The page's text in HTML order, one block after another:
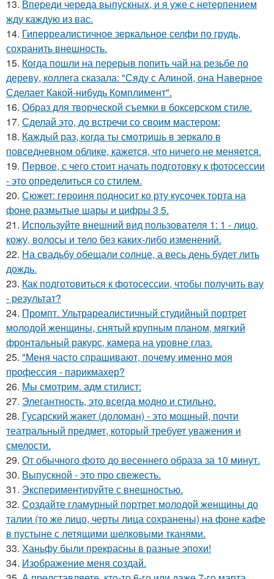
13. Впереди череда выпускных, и я уже с нетерпением
жду каждую из вас.
14. Гиперреалистичное зеркальное селфи по грудь,
сохранить внешность.
15. Когда пошли на перерыв попить чай на резьбе по
дереву, коллега сказала: "Сяду с Алиной, она Наверное
Сделает Какой-нибудь Комплимент".
16. Образ для творческой съемки в боксерском стиле.
17. Сделай это, до встречи со своим мастером:
18. Каждый раз, когда ты смотришь в зеркало в
повседневном облике, кажется, что ничего не меняется.
19. Первое, с чего стоит начать подготовку к фотосессии
- это определиться со стилем.
20. Сюжет: героиня подносит ко рту кусочек торта на
фоне размытые шары и цифры 3 5.
21. Используйте внешний вид пользователя 1: 1 - лицо,
кожу, волосы и тело без каких-либо изменений.
22. На свадьбу обещали солнце, а весь день будет лить
дождь.
23. Как подготовиться к фотосессии, чтобы получить вау
- результат?
24. Промпт. Ультрареалистичный студийный портрет
молодой женщины, снятый крупным планом, мягкий
фронтальный ракурс, камера на уровне глаз.
25. "Меня часто спрашивают, почему именно моя
профессия - парикмахер?
26. Мы смотрим. адм стилист:
27. Элегантность, это всегда модно и стильно.
28. Гусарский жакет (доломан) - это мощный, почти
театральный предмет, который требует уважения и
смелости.
29. От обычного фото до весеннего образа за 10 минут.
30. Выпускной - это про свежесть.
31. Экспериментируйте с внешностью.
32. Создайте гламурный портрет молодой женщины до
талии (то же лицо, черты лица сохранены) на фоне кафе
в пустыне с летящими шелковыми тканями.
33. Ханьфу были прекрасны в разные эпохи!
34. Изображение меня создай.